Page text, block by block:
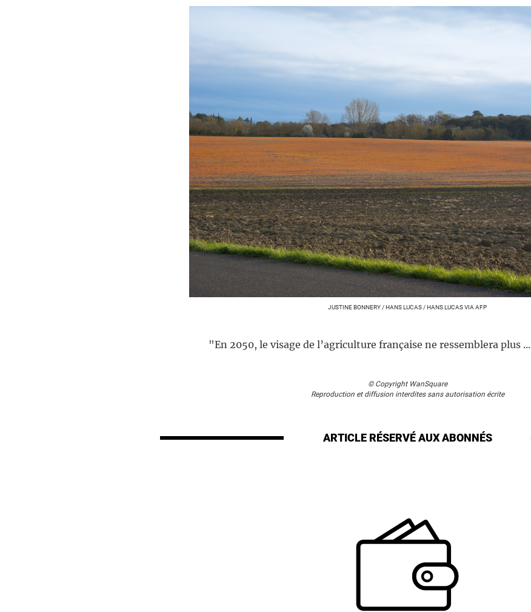
JUSTINE BONNERY / HANS LUCAS / HANS LUCAS VIA AFP
"En 2050, le visage de l’agriculture française ne ressemblera plus ...
© Copyright WanSquare
Reproduction et diffusion interdites sans autorisation écrite
ARTICLE RÉSERVÉAUX ABONNÉS